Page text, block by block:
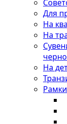
Для
На
На
На